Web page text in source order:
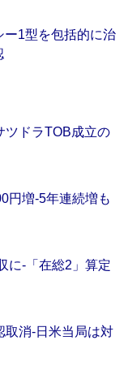
1型を包括的に治
ツドラTOB成立の
円増‐5年連続増も
に‐「在総2」算定
取消‐日米当局は対